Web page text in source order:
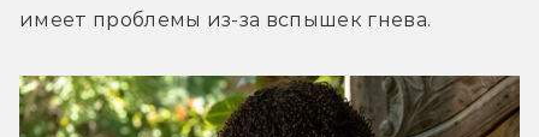
имеет проблемы из-за вспышек гнева.